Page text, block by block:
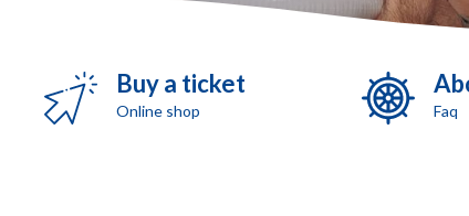
Buy a ticket
Online shop Faq